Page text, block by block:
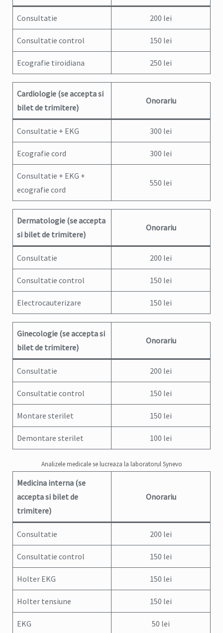
Consultatie 200 lei
Consultatie control 150 lei
Ecografie tiroidiana 250 lei
Cardiologie (se accepta si
bilet de trimitere)
Onorariu
Consultatie + EKG 300 lei
Ecografie cord 300 lei
Consultatie + EKG +
ecografie cord
550 lei
Dermatologie (se accepta
si bilet de trimitere)
Onorariu
Consultatie 200 lei
Consultatie control 150 lei
Electrocauterizare 150 lei
Ginecologie (se accepta si
bilet de trimitere)
Onorariu
Consultatie 200 lei
Consultatie control 150 lei
Montare sterilet 150 lei
Demontare sterilet 100 lei
Analizele medicale se lucreaza la laboratorul Synevo
Medicina interna (se
accepta si bilet de
trimitere)
Onorariu
Consultatie 200 lei
Consultatie control 150 lei
Holter EKG 150 lei
Holter tensiune 150 lei
EKG 50 lei